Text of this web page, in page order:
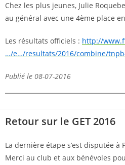
Chez les plus jeunes, Julie
au général avec une 4ème place
Les résultats officiels : http://
…/e…/resultats/2016/combine/
Publié le 08-07-2016
Retour sur le GET 2016
La dernière étape s’est disputée à
Merci au club et aux bénévoles